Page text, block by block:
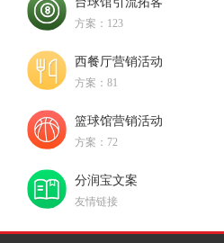
方案：123
西餐厅营销活动
方案：81
篮球馆营销活动
方案：72
分润宝文案
友情链接